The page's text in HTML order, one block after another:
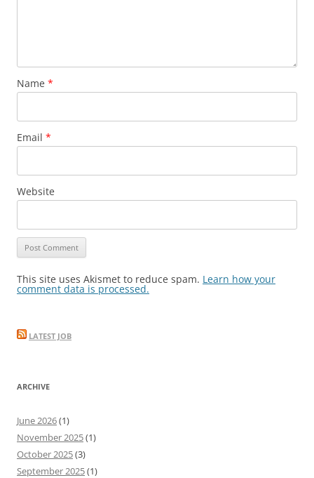
Name *
Email *
Website
This site uses Akismet to reduce spam. Learn how your
comment data is processed.
LATEST JOB
ARCHIVE
June 2026(1)
November 2025(1)
October 2025(3)
September 2025(1)